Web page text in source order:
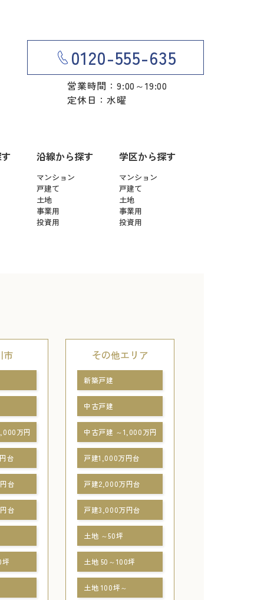
0120-555-635
営業時間：9:00～19:00
定休日：水曜
沿線から探す
マンション
戸建て
土地
事業用
投資用
学区から探す
マンション
戸建て
土地
事業用
投資用
市
万円
台
台
台
坪
その他エリア
新築戸建
中古戸建
中古戸建 ～1,000万円
戸建1,000万円台
戸建2,000万円台
戸建3,000万円台
土地 ～50坪
土地 50～100坪
土地 100坪～